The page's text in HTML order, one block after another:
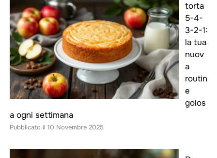
torta
5-4-
3-2-1:
la tua
nuov
a
routin
e
golos
a ogni settimana
10 Novembre 2025